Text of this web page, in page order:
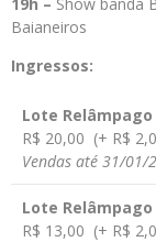
Baianeiros
Ingressos:
Lote
R$ 20,00 (+ R$
Vendas até 31/01/
Lote
R$ 13,00 (+ R$